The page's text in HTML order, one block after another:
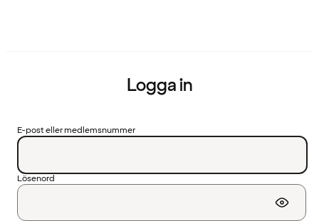
Logga in
E-post eller medlemsnummer
Lösenord